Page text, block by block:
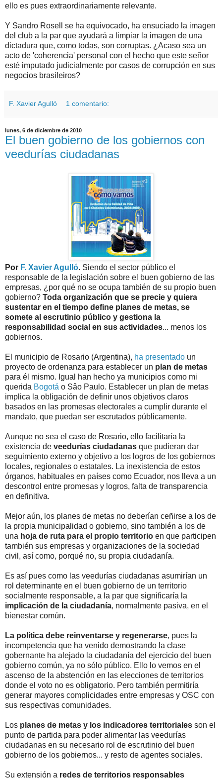
ello es pues extraordinariamente relevante.
Y Sandro Rosell se ha equivocado, ha ensuciado la imagen
del club a la par que ayudará a limpiar la imagen de una
dictadura que, como todas, son corruptas. ¿Acaso sea un
acto de 'coherencia' personal con el hecho que este señor
esté imputado judicialmente por casos de corrupción en sus
negocios brasileiros?
F. Xavier Agulló 1 comentario:
lunes, 6 de diciembre de 2010
El buen gobierno de los gobiernos con
veedurías ciudadanas
Por F. Xavier Agulló. Siendo el sector público el
responsable de la legislación sobre el buen gobierno de las
empresas, ¿por qué no se ocupa también de su propio buen
gobierno? Toda organización que se precie y quiera
sustentar en el tiempo define planes de metas, se
somete al escrutinio público y gestiona la
responsabilidad social en sus actividades... menos los
gobiernos.
El municipio de Rosario (Argentina), ha presentado un
proyecto de ordenanza para establecer un plan de metas
para él mismo. Igual han hecho ya municipios como mi
querida Bogotá o Sâo Paulo. Establecer un plan de metas
implica la obligación de definir unos objetivos claros
basados en las promesas electorales a cumplir durante el
mandato, que puedan ser escrutados públicamente.
Aunque no sea el caso de Rosario, ello facilitaría la
existencia de veedurías ciudadanas que pudieran dar
seguimiento externo y objetivo a los logros de los gobiernos
locales, regionales o estatales. La inexistencia de estos
órganos, habituales en países como Ecuador, nos lleva a un
descontrol entre promesas y logros, falta de transparencia
en definitiva.
Mejor aún, los planes de metas no deberían ceñirse a los de
la propia municipalidad o gobierno, sino también a los de
una hoja de ruta para el propio territorio en que participen
también sus empresas y organizaciones de la sociedad
civil, así como, porqué no, su propia ciudadanía.
Es así pues como las veedurías ciudadanas asumirían un
rol determinante en el buen gobierno de un territorio
socialmente responsable, a la par que significaría la
implicación de la ciudadanía, normalmente pasiva, en el
bienestar común.
La política debe reinventarse y regenerarse, pues la
incompetencia que ha venido demostrando la clase
gobernante ha alejado la ciudadanía del ejercicio del buen
gobierno común, ya no sólo público. Ello lo vemos en el
ascenso de la abstención en las elecciones de territorios
donde el voto no es obligatorio. Pero también permitiría
generar mayores complicidades entre empresas y OSC con
sus respectivas comunidades.
Los planes de metas y los indicadores territoriales son el
punto de partida para poder alimentar las veedurías
ciudadanas en su necesario rol de escrutinio del buen
gobierno de los gobiernos... y resto de agentes sociales.
Su extensión a redes de territorios responsables